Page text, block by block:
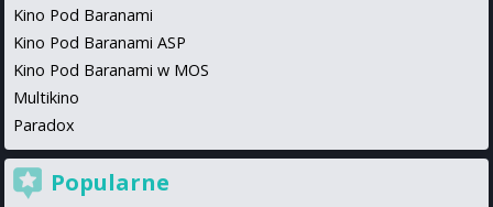
Kino Pod Baranami
Kino Pod Baranami ASP
Kino Pod Baranami w MOS
Multikino
Paradox
Popularne